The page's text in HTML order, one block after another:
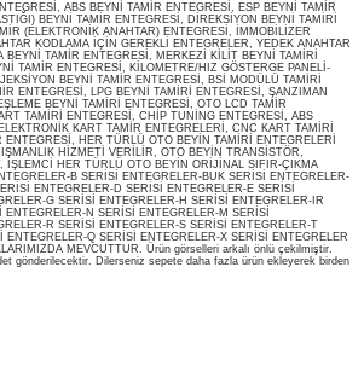
ABS BEYNİ TAMİR ENTEGRESİ, ESP BEYNİ TAMİR
BEYNİ TAMİR ENTEGRESİ, DİREKSİYON BEYNİ TAMİRİ
(ELEKTRONİK ANAHTAR) ENTEGRESİ, İMMOBİLİZER
KODLAMA İÇİN GEREKLİ ENTEGRELER, YEDEK ANAHTAR
BEYNİ TAMİR ENTEGRESİ, MERKEZİ KİLİT BEYNİ TAMİRİ
TAMİR ENTEGRESİ, KİLOMETRE/HIZ GÖSTERGE PANELİ-
BEYNİ TAMİR ENTEGRESİ, BSİ MODÜLÜ TAMİRİ
ENTEGRESİ, LPG BEYNİ TAMİRİ ENTEGRESİ, ŞANZIMAN
BEYNİ TAMİRİ ENTEGRESİ, OTO LCD TAMİR
TAMİRİ ENTEGRESİ, CHİP TUNİNG ENTEGRESİ, ABS
KART TAMİR ENTEGRELERİ, CNC KART TAMİRİ
HER TÜRLÜ OTO BEYİN TAMİRİ ENTEGRELERİ
HİZMETİ VERİLİR, OTO BEYİN TRANSİSTÖR,
İŞLEMCİ HER TÜRLÜ OTO BEYİN ORİJİNAL SIFIR-ÇIKMA
B SERİSİ ENTEGRELER-BUK SERİSİ ENTEGRELER-
ENTEGRELER-D SERİSİ ENTEGRELER-E SERİSİ
G SERİSİ ENTEGRELER-H SERİSİ ENTEGRELER-IR
N SERİSİ ENTEGRELER-M SERİSİ
R SERİSİ ENTEGRELER-S SERİSİ ENTEGRELER-T
ENTEGRELER-Q SERİSİ ENTEGRELER-X SERİSİ ENTEGRELER
MEVCUTTUR. Ürün görselleri arkalı önlü çekilmiştir.
gönderilecektir. Dilerseniz sepete daha fazla ürün ekleyerek birden